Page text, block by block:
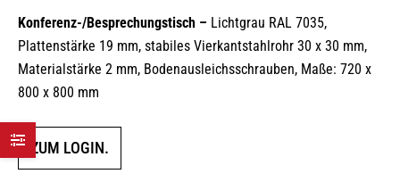
Konferenz-/Besprechungstisch – Lichtgrau RAL 7035,
Plattenstärke 19 mm, stabiles Vierkantstahlrohr 30 x 30 mm,
Materialstärke 2 mm, Bodenausleichsschrauben, Maße: 720 x
800 x 800 mm
ZUM LOGIN.